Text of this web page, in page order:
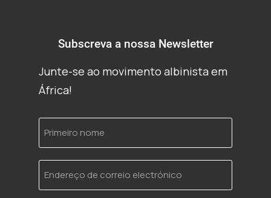
Subscreva a nossa Newsletter
Junte-se ao movimento albinista em
África!
Primeiro
nome
Endereço
de
correio
electrónico